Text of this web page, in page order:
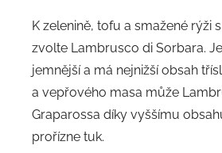
K zelenině, tofu a smažené rýži
zvolte Lambrusco di Sorbara.
jemnější a má nejnižší obsah
a vepřového masa může
Graparossa díky vyššímu
prořízne tuk.